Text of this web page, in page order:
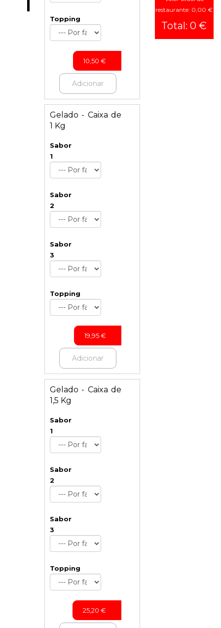
Crepes
Panquecas
Topping
10,50 €
Adicionar
Gelado - Caixa de
1 Kg
Sabor
1
Sabor
2
Sabor
3
Topping
19,95€
Adicionar
Gelado - Caixa de
1,5 Kg
Sabor
1
Sabor
2
Sabor
3
Topping
25,20 €
restaurante: 0,00 €
Total: 0 €